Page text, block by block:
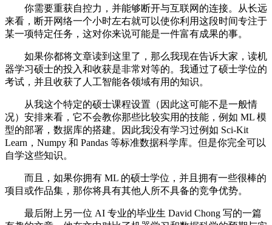
你需要重获自控力，并能够断开与互联网的连接。从长远
来看，断开网络一个小时左右就可以使你利用这段时间专注于
某一项特定任务，这对你来说可能是一件富有成果的事。
如果你都将文章读到这里了，那么我现在告诉大家，读机
器学习硕士的投入和收获是非常对等的。我通过了硕士学位的
考试，并且收获了人工智能各领域有用的知识。
从我这个特定的硕士课程设置（因此这可能不是一般情
况）安排来看，它不会教你那些比较实用的技能，例如 ML 模
型的部署，数据库的搭建。因此我没有学习过例如 Sci-Kit
Learn，Numpy 和 Pandas 等标准数据科学库。但是你完全可以
自学这些知识。
而且，如果你拥有 ML 的硕士学位，并且拥有一些很棒的
项目或作品集，那你将具有其他人所不具备的竞争优势。
最后附上另一位 AI 专业的毕业生 David Chong 写的一篇